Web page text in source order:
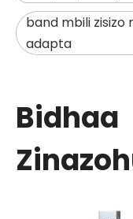
band mbili zisizo
adapta
Bidhaa